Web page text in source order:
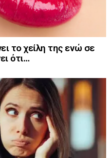
το χείλη της ενώ σε
ότι…